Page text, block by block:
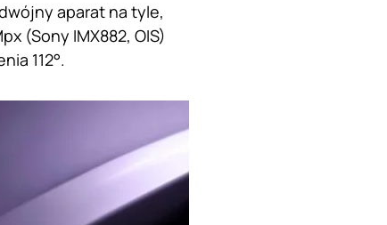
aparat na tyle,
(Sony IMX882, OIS)
112°.